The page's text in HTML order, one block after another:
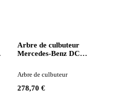
Arbre de culbuteur
Mercedes-Benz DC
tracteur routier Mercedes-
Benz ACTROS ANTOS
ATEGO AXOR
278,70 €
Arbre de culbuteur